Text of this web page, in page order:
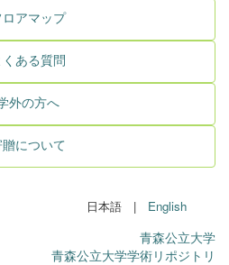
ロアマップ
くある質問
外の方へ
について
日本語 | English
青森公立大学
青森公立大学学術リポジトリ